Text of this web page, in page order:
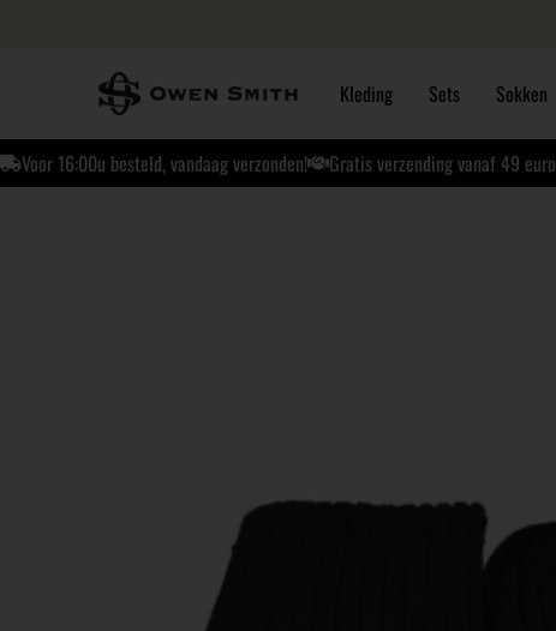
Kleding Sets Sokken
Voor 16:00u besteld, vandaag verzonden! Gratis verzending vanaf 49 euro